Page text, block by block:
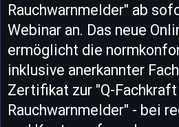
Rauchwarnmelder" ab
Webinar an. Das neue
ermöglicht die
inklusive anerkannter
Zertifikat zur "Q-
Rauchwarnmelder" - bei